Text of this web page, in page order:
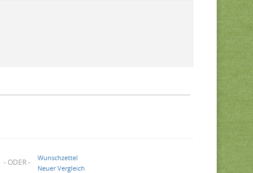
- ODER -
Wunschzettel
Neuer Vergleich